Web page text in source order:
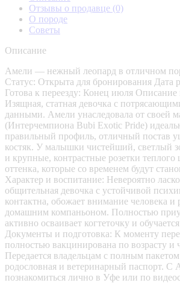
Отзывы о продавце (0)
О породе
Советы
Описание
Амели — нежный леопард в отличном
Статус: Открыта для бронирования Дата
Готова к переезду: Конец июля Описание
Изящная, статная девочка с
данными. Амели унаследовала от своей
(Интерчемпиона Bubi Exotic Pride)
правильный профиль, отличный постав
костяк. У малышки чистейший, светлый
и крупные, контрастные розетки теплого
оттенка, которые со временем будут
Характер и воспитание: Невероятно
общительная девочка с устойчивой
контактна, обожает внимание человека и
домашним компаньоном. Полностью
активно осваивает когтеточку и
Документы и подготовка: К моменту
полностью вакцинирована по возрасту и
Передается владельцам с полным
родословная и ветеринарный паспорт.
познакомиться лично в Уфе или по